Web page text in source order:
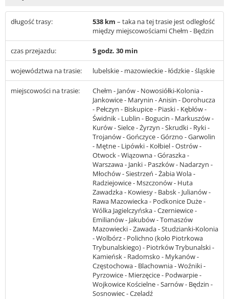
długość trasy: 538 km – taka na tej trasie jest odległość
między miejscowościami Chełm - Będzin
czas przejazdu: 5 godz. 30 min
województwa na trasie: lubelskie - mazowieckie - łódzkie - śląskie
miejscowości na trasie:
Chełm - Janów - Nowosiółki-Kolonia -
Jankowice - Marynin - Anisin - Dorohucza
- Pełczyn - Biskupice - Piaski - Kębłów -
Świdnik - Lublin - Bogucin - Markuszów -
Kurów - Sielce - Żyrzyn - Skrudki - Ryki -
Trojanów - Gończyce - Górzno - Garwolin
- Mętne - Lipówki - Kołbiel - Ostrów -
Otwock - Wiązowna - Góraszka -
Warszawa - Janki - Paszków - Nadarzyn -
Młochów - Siestrzeń - Żabia Wola -
Radziejowice - Mszczonów - Huta
Zawadzka - Kowiesy - Babsk - Julianów -
Rawa Mazowiecka - Podkonice Duże -
Wólka Jagielczyńska - Czerniewice -
Emilianów - Jakubów - Tomaszów
Mazowiecki - Zawada - Studzianki-Kolonia
- Wolbórz - Polichno (koło Piotrkowa
Trybunalskiego) - Piotrków Trybunalski -
Kamieńsk - Radomsko - Mykanów -
Częstochowa - Blachownia - Woźniki -
Pyrzowice - Mierzęcice - Podwarpie -
Wojkowice Kościelne - Sarnów - Będzin -
Sosnowiec - Czeladź